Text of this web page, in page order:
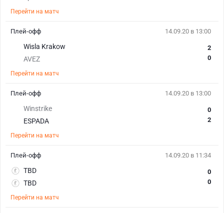
Перейти на матч
14.09.20 в 13:00
Wisla Krakow
AVEZ
2
0
Перейти на матч
Плей-офф
14.09.20 в 13:00
Winstrike
ESPADA
0
2
Перейти на матч
Плей-офф
14.09.20 в 11:34
TBD
TBD
0
0
Перейти на матч
Плей-офф